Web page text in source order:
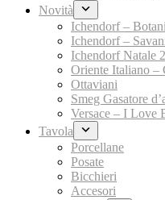
Novità
Ichendorf –
Ichendorf –
Ichendorf Natale
Oriente Italiano –
Ottaviani
Smeg Gasatore
Versace – I Love
Tavola
Porcellane
Posate
Bicchieri
Accesori